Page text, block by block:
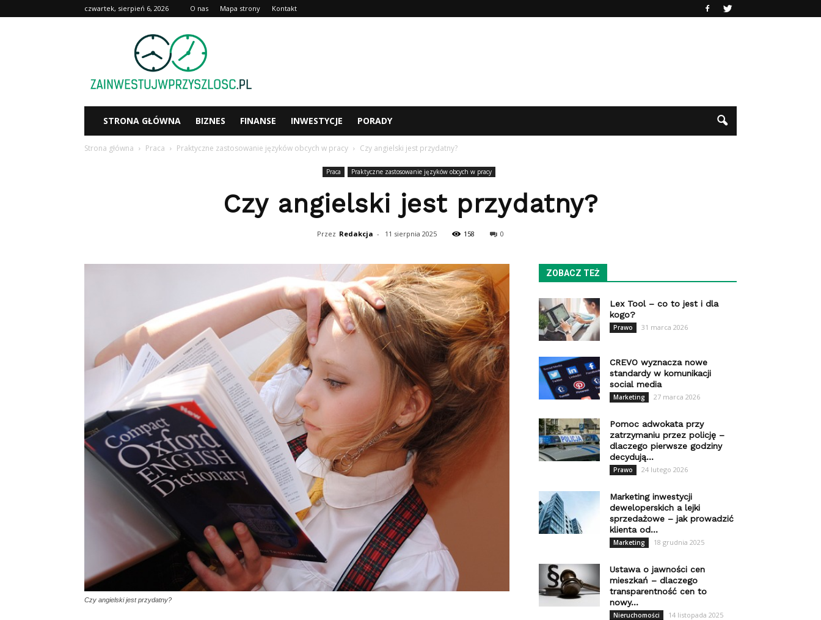
czwartek, sierpień 6, 2026 O nas Mapa strony Kontakt
Zainwestujwprzyszlosc.pl
STRONA GŁÓWNA BIZNES FINANSE INWESTYCJE PORADY
Strona główna Praca Praktyczne zastosowanie języków obcych w pracy Czy angielski jest przydatny?
Praca Praktyczne zastosowanie języków obcych w pracy
Czy angielski jest przydatny?
Przez Redakcja - 11 sierpnia 2025 158 0
Czy angielski jest przydatny?
ZOBACZ TEŻ
Lex Tool – co to jest i dla
kogo?
Prawo 31 marca 2026
CREVO wyznacza nowe
standardy w komunikacji
social media
Marketing 27 marca 2026
Pomoc adwokata przy
zatrzymaniu przez policję –
dlaczego pierwsze godziny
decydują...
Prawo 24 lutego 2026
Marketing inwestycji
deweloperskich a lejki
sprzedażowe – jak prowadzić
klienta od...
Marketing 18 grudnia 2025
Ustawa o jawności cen
mieszkań – dlaczego
transparentność cen to
nowy...
Nieruchomości 14 listopada 2025